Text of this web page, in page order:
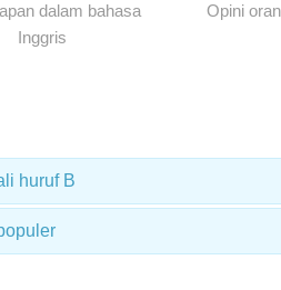
dalam bahasa
Inggris
Opini
huruf B